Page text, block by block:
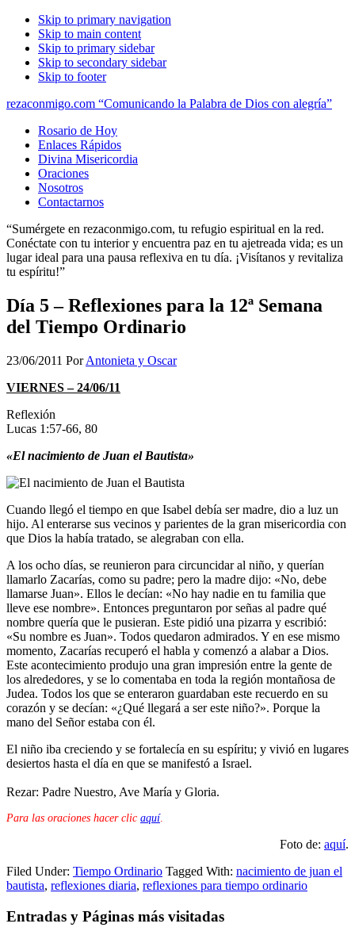
Skip to primary navigation
Skip to main content
Skip to primary sidebar
Skip to secondary sidebar
Skip to footer
rezaconmigo.com “Comunicando la Palabra de Dios con alegría”
Rosario de Hoy
Enlaces Rápidos
Divina Misericordia
Oraciones
Nosotros
Contactarnos
“Sumérgete en rezaconmigo.com, tu refugio espiritual en la red.
Conéctate con tu interior y encuentra paz en tu ajetreada vida; es un
lugar ideal para una pausa reflexiva en tu día. ¡Visítanos y revitaliza
tu espíritu!”
Día 5 – Reflexiones para la 12ª Semana
del Tiempo Ordinario
23/06/2011 PorAntonieta y Oscar
VIERNES – 24/06/11
Reflexión
Lucas 1:57-66, 80
«El nacimiento de Juan el Bautista»
Cuando llegó el tiempo en que Isabel debía ser madre, dio a luz un
hijo. Al enterarse sus vecinos y parientes de la gran misericordia con
que Dios la había tratado, se alegraban con ella.
A los ocho días, se reunieron para circuncidar al niño, y querían
llamarlo Zacarías, como su padre; pero la madre dijo: «No, debe
llamarse Juan». Ellos le decían: «No hay nadie en tu familia que
lleve ese nombre». Entonces preguntaron por señas al padre qué
nombre quería que le pusieran. Este pidió una pizarra y escribió:
«Su nombre es Juan». Todos quedaron admirados. Y en ese mismo
momento, Zacarías recuperó el habla y comenzó a alabar a Dios.
Este acontecimiento produjo una gran impresión entre la gente de
los alrededores, y se lo comentaba en toda la región montañosa de
Judea. Todos los que se enteraron guardaban este recuerdo en su
corazón y se decían: «¿Qué llegará a ser este niño?». Porque la
mano del Señor estaba con él.
El niño iba creciendo y se fortalecía en su espíritu; y vivió en lugares
desiertos hasta el día en que se manifestó a Israel.
Rezar: Padre Nuestro, Ave María y Gloria.
Para las oraciones hacer clic aquí.
Foto de: aquí.
Filed Under: Tiempo Ordinario Tagged With: nacimiento de juan el
bautista, reflexiones diaria, reflexiones para tiempo ordinario
Entradas y Páginas más visitadas